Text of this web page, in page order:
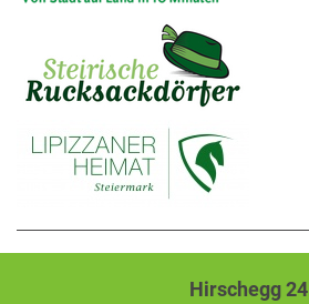
Hirschegg 24